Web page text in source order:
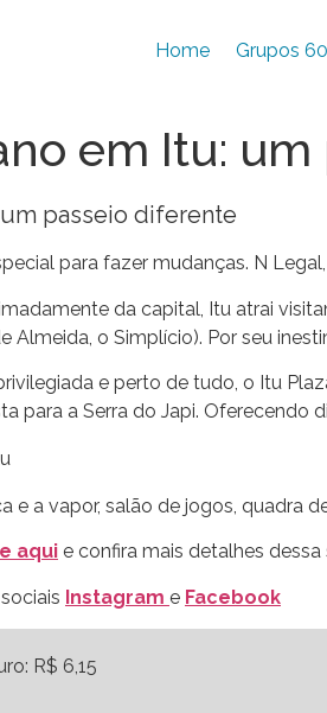
Home Grupos
em Itu:
passeio diferente
para fazer mudanças. N
da capital, Itu atrai
Almeida, o Simplício). Por seu
e perto de tudo, o Itu
para a Serra do Japi.
e a vapor, salão de jogos, quadra
aqui e confira mais detalhes
Instagram e Facebook
R$ 6,15